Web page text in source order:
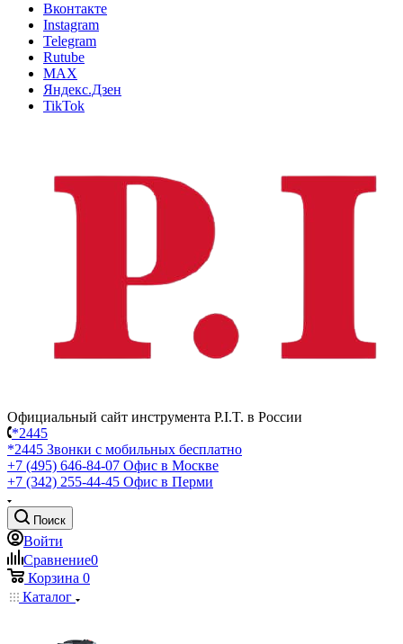
Вконтакте
Instagram
Telegram
Rutube
MAX
Яндекс.Дзен
TikTok
Официальный сайт инструмента P.I.T. в России
*2445
*2445 Звонки с мобильных бесплатно
+7 (495) 646-84-07 Офис в Москве
+7 (342) 255-44-45 Офис в Перми
Поиск
Войти
Сравнение0
Корзина 0
Каталог